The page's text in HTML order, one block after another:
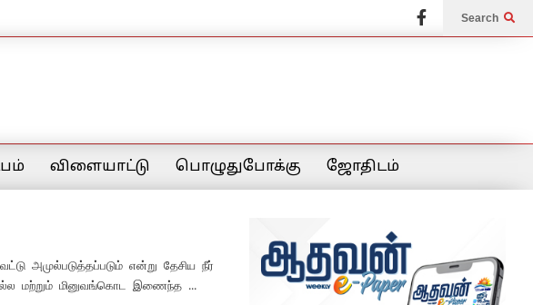
Search
விளையாட்டு பொழுதுபோக்கு ஜோதிடம்
அமுல்படுத்தப்படும் என்று தேசிய நீர்
மற்றும் மினுவங்கொட இணைந்த ...